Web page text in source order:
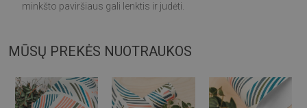
minkšto paviršiaus gali lenktis ir judėti.
MŪSŲ PREKĖS NUOTRAUKOS